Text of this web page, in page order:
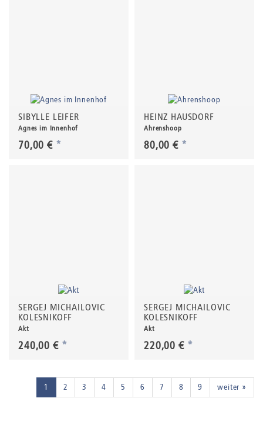
SIBYLLE LEIFER
Agnes im Innenhof
70,00 € *
HEINZ HAUSDORF
Ahrenshoop
80,00 € *
SERGEJ MICHAILOVIC
KOLESNIKOFF
Akt
240,00 € *
SERGEJ MICHAILOVIC
KOLESNIKOFF
Akt
220,00 € *
1 2 3 4 5 6 7 8 9 weiter »